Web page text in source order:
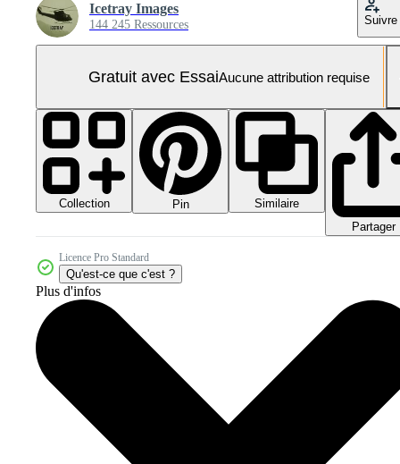
Icetray Images
144 245 Ressources Suivre
Gratuit avec EssaiAucune attribution requise
Collection Pin
Similaire
Partager
Licence Pro Standard
Qu'est-ce que c'est ?
Plus d'infos